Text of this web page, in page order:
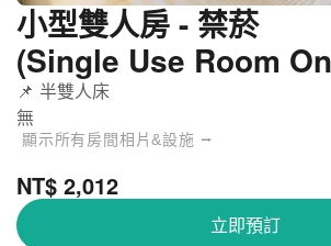
小型雙人房 - 禁菸
(Single Use Room
📌 半雙人床
無
顯示所有房間相片&設施 ⭢
NT$ 2,012
立即預訂